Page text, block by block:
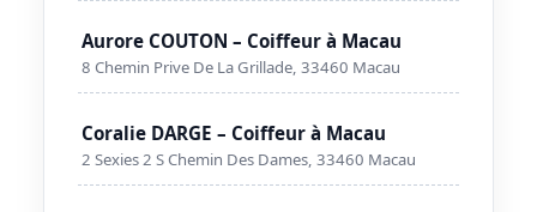
Aurore COUTON – Coiffeur à Macau
8 Chemin Prive De La Grillade, 33460 Macau
Coralie DARGE – Coiffeur à Macau
2 Sexies 2 S Chemin Des Dames, 33460 Macau